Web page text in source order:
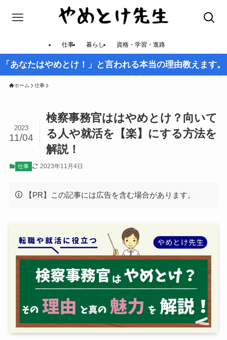
仕事 暮らし 資格・学習・進路
「あなたはやめとけ！」と言われる本当の理由教えます。
ホーム 仕事
検察事務官ははやめとけ？向いて
る人や就活を【楽】にする方法を
解説！
2023
11/04
仕事 2023年11月4日
【PR】この記事には広告を含む場合があります。